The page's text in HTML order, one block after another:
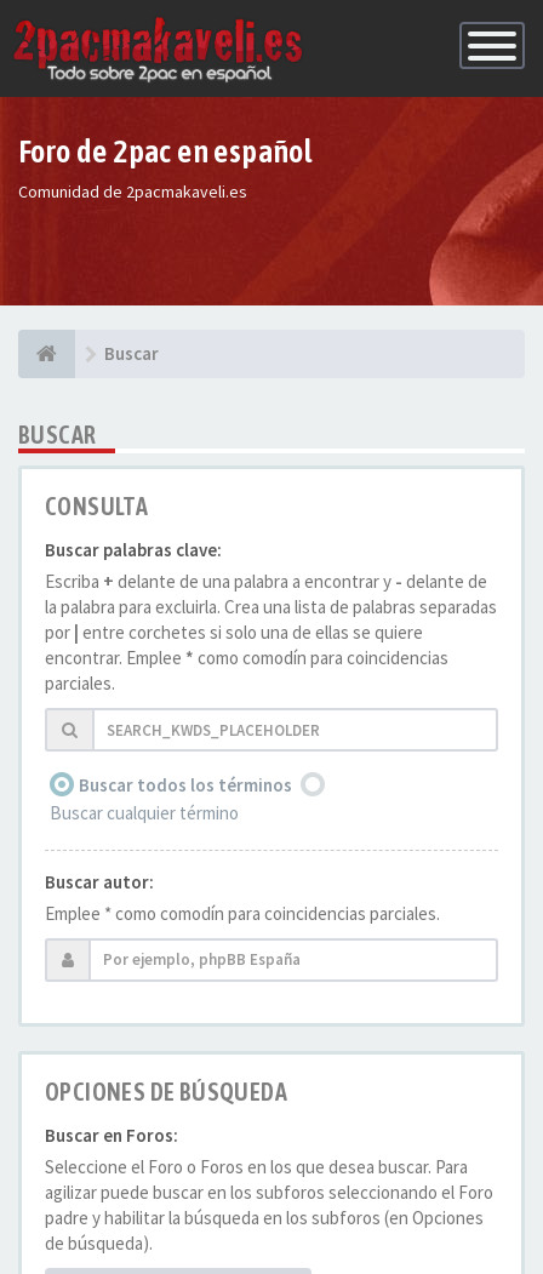
de
Foro de 2pac en español
Comunidad de 2pacmakaveli.es
Buscar
BUSCAR
CONSULTA
Buscar palabras clave:
Escriba + delante de una palabra a encontrar y - delante de
la palabra para excluirla. Crea una lista de palabras separadas
por | entre corchetes si solo una de ellas se quiere
encontrar. Emplee * como comodín para coincidencias
parciales.
Buscar todos los términos
Buscar cualquier término
Buscar autor:
Emplee * como comodín para coincidencias parciales.
OPCIONES DE BÚSQUEDA
Buscar en Foros:
Seleccione el Foro o Foros en los que desea buscar. Para
agilizar puede buscar en los subforos seleccionando el Foro
padre y habilitar la búsqueda en los subforos (en Opciones
de búsqueda).